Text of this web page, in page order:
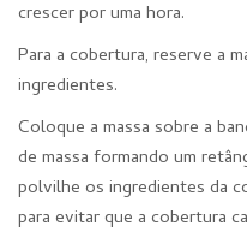
crescer por uma hora.
Para a cobertura, reserve a
ingredientes.
Coloque a massa sobre a
de massa formando um
polvilhe os ingredientes da
para evitar que a cobertura